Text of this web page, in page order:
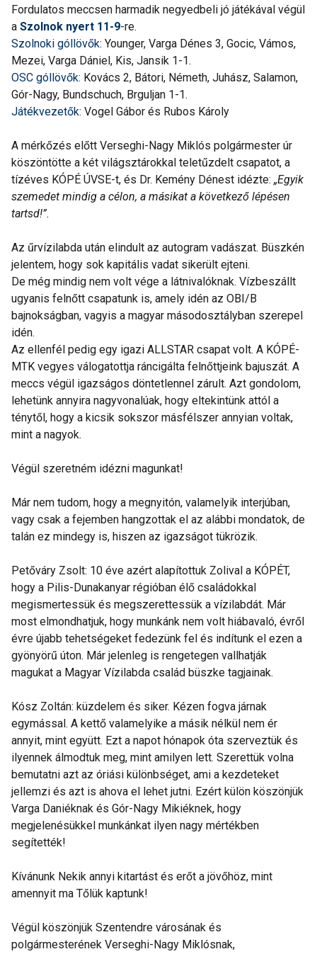
Fordulatos meccsen harmadik negyedbeli jó játékával végül
a Szolnok nyert 11-9-re.
Szolnoki góllövők: Younger, Varga Dénes 3, Gocic, Vámos,
Mezei, Varga Dániel, Kis, Jansik 1-1.
OSC góllövők: Kovács 2, Bátori, Németh, Juhász, Salamon,
Gór-Nagy, Bundschuch, Brguljan 1-1.
Játékvezetők: Vogel Gábor és Rubos Károly
A mérkőzés előtt Verseghi-Nagy Miklós polgármester úr
köszöntötte a két világsztárokkal teletűzdelt csapatot, a
tízéves KÓPÉ ÚVSE-t, és Dr. Kemény Dénest idézte: „Egyik
szemedet mindig a célon, a másikat a következő lépésen
tartsd!”.
Az űrvízilabda után elindult az autogram vadászat. Büszkén
jelentem, hogy sok kapitális vadat sikerült ejteni.
De még mindig nem volt vége a látnivalóknak. Vízbeszállt
ugyanis felnőtt csapatunk is, amely idén az OBI/B
bajnokságban, vagyis a magyar másodosztályban szerepel
idén.
Az ellenfél pedig egy igazi ALLSTAR csapat volt. A KÓPÉ-
MTK vegyes válogatottja ráncigálta felnőttjeink bajuszát. A
meccs végül igazságos döntetlennel zárult. Azt gondolom,
lehetünk annyira nagyvonalúak, hogy eltekintünk attól a
ténytől, hogy a kicsik sokszor másfélszer annyian voltak,
mint a nagyok.
Végül szeretném idézni magunkat!
Már nem tudom, hogy a megnyitón, valamelyik interjúban,
vagy csak a fejemben hangzottak el az alábbi mondatok, de
talán ez mindegy is, hiszen az igazságot tükrözik.
Petőváry Zsolt: 10 éve azért alapítottuk Zolival a KÓPÉT,
hogy a Pilis-Dunakanyar régióban élő családokkal
megismertessük és megszerettessük a vízilabdát. Már
most elmondhatjuk, hogy munkánk nem volt hiábavaló, évről
évre újabb tehetségeket fedezünk fel és indítunk el ezen a
gyönyörű úton. Már jelenleg is rengetegen vallhatják
magukat a Magyar Vízilabda család büszke tagjainak.
Kósz Zoltán: küzdelem és siker. Kézen fogva járnak
egymással. A kettő valamelyike a másik nélkül nem ér
annyit, mint együtt. Ezt a napot hónapok óta szerveztük és
ilyennek álmodtuk meg, mint amilyen lett. Szerettük volna
bemutatni azt az óriási különbséget, ami a kezdeteket
jellemzi és azt is ahova el lehet jutni. Ezért külön köszönjük
Varga Daniéknak és Gór-Nagy Mikiéknek, hogy
megjelenésükkel munkánkat ilyen nagy mértékben
segítették!
Kívánunk Nekik annyi kitartást és erőt a jövőhöz, mint
amennyit ma Tőlük kaptunk!
Végül köszönjük Szentendre városának és
polgármesterének Verseghi-Nagy Miklósnak,